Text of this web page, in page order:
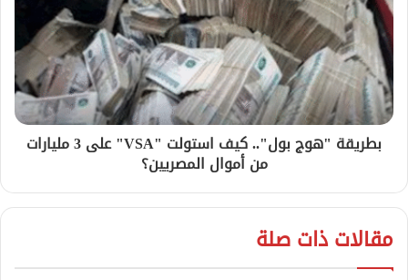
بطريقة "هوج بول".. كيف استولت "VSA" على 3 مليارات
من أموال المصريين؟
مقالات ذات صلة